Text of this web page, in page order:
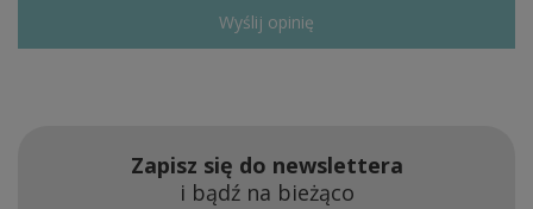
Wyślij opinię
Zapisz się do newslettera
i bądź na bieżąco